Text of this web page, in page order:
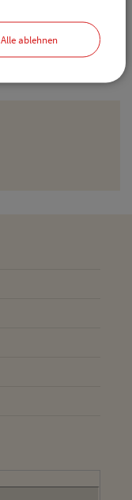
Drucken
Alle ablehnen